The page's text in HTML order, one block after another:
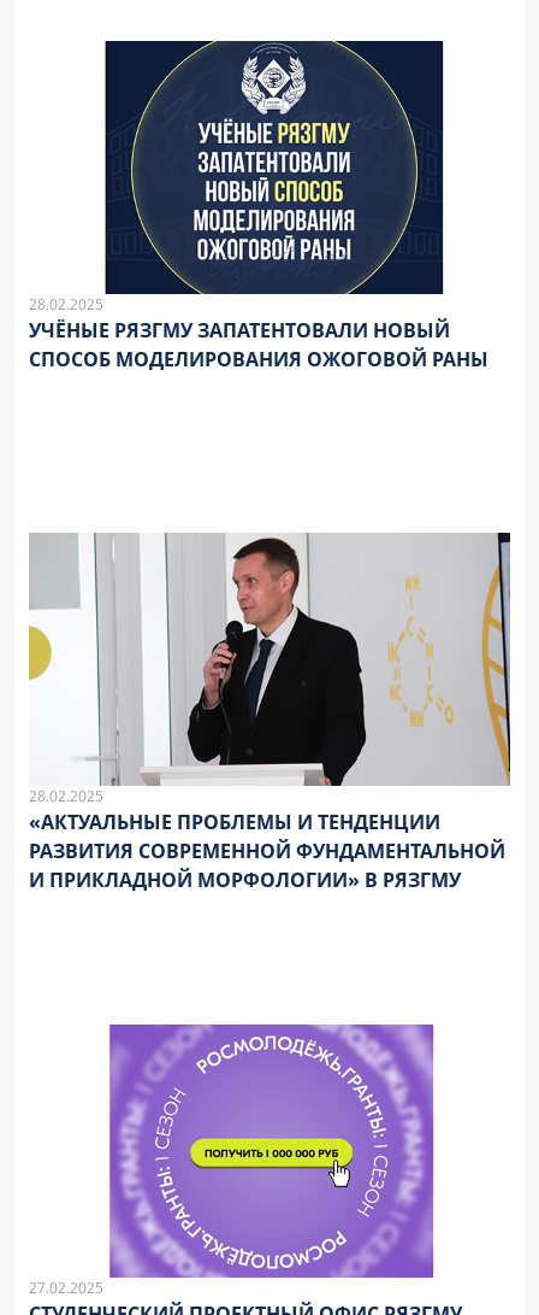
28.02.2025
УЧЁНЫЕ РЯЗГМУ ЗАПАТЕНТОВАЛИ НОВЫЙ
СПОСОБ МОДЕЛИРОВАНИЯ ОЖОГОВОЙ РАНЫ
28.02.2025
«АКТУАЛЬНЫЕ ПРОБЛЕМЫ И ТЕНДЕНЦИИ
РАЗВИТИЯ СОВРЕМЕННОЙ ФУНДАМЕНТАЛЬНОЙ
И ПРИКЛАДНОЙ МОРФОЛОГИИ» В РЯЗГМУ
27.02.2025